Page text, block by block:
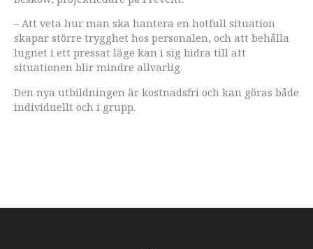
– Att veta hur man ska hantera en hotfull situation
skapar större trygghet hos personalen, och att behålla
lugnet i ett pressat läge kan i sig bidra till att
situationen blir mindre allvarlig.
Den nya utbildningen är kostnadsfri och kan göras både
individuellt och i grupp.